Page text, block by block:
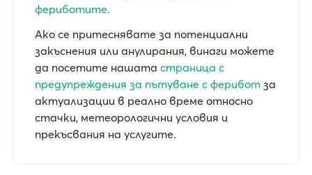
фериботите.
Ако се притеснявате за потенциални
закъснения или анулирания, винаги можете
да посетите нашата страница с
предупреждения за пътуване с ферибот за
актуализации в реално време относно
стачки, метеорологични условия и
прекъсвания на услугите.